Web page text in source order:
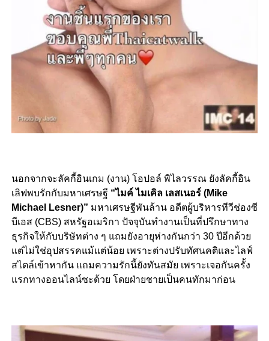
นอกจากจะลัคกี้อินเกม (งาน) โอปอล์ พิไลวรรณ ยังลัคกี้อิน
เลิฟพบรักกับมหาเศรษฐี “ไมค์ ไมเคิล เลสเนอร์ (Mike
Michael Lesner)” มหาเศรษฐีพันล้าน อดีตผู้บริหารทีวีช่องซี
บีเอส (CBS) สหรัฐอเมริกา ปัจจุบันทำงานเป็นที่ปรึกษาทาง
ธุรกิจให้กับบริษัทต่าง ๆ แถมยังอายุห่างกันกว่า 30 ปีอีกด้วย
แต่ไม่ใช่อุปสรรคแม้แต่น้อย เพราะต่างปรับทัศนคติและไลฟ์
สไตล์เข้าหากัน แถมความรักนี้ยังทันสมัย เพราะเจอกันครั้ง
แรกทางออนไลน์ซะด้วย โดยฝ่ายชายเป็นคนทักมาก่อน